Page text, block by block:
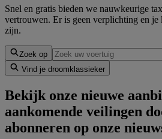
Snel en gratis bieden we nauwkeurige
vertrouwen. Er is geen verplichting en je
zijn.
Zoek op
Vind je droomklassieker
Bekijk onze nieuwe
aankomende veilingen
abonneren op onze